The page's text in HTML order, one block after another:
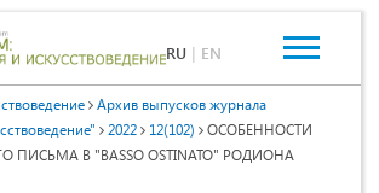
RU | EN
Архив выпусков журнала
2022 12(102)
ОСОБЕННОСТИ
В "BASSO OSTINATO" РОДИОНА